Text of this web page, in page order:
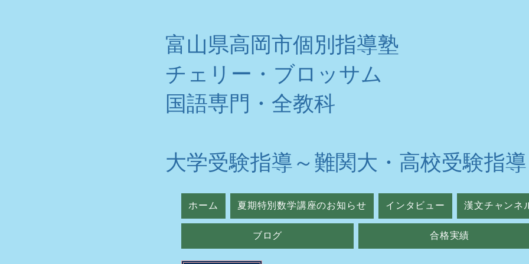
富山県高岡市個別指導塾
チェリー・ブロッサム
​国語専門・全教科
大学受験指導～難関大・高校受験指導
ホーム 夏期特別数学講座のお知らせ インタビュー 漢文チャンネ
ブログ 合格実績